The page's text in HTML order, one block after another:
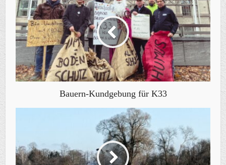
Bauern-Kundgebung für K33